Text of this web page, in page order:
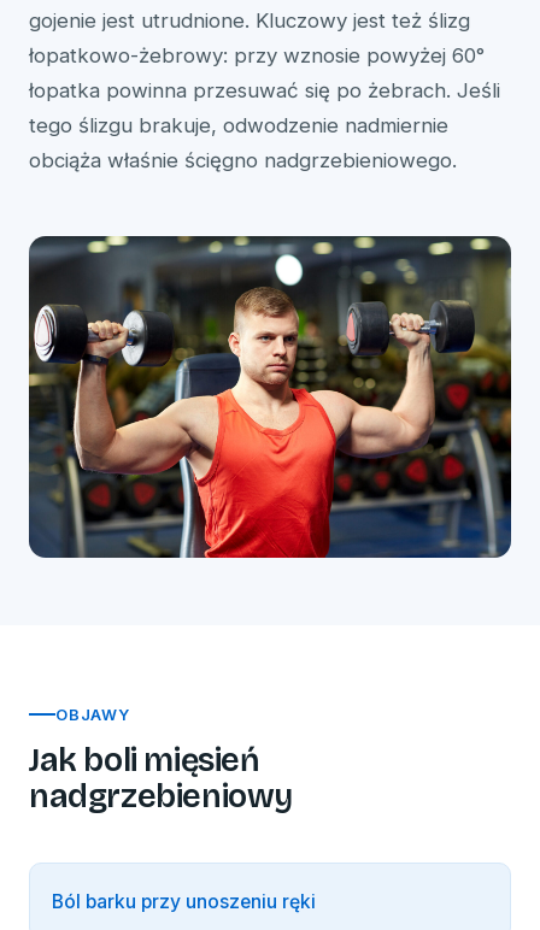
gojenie jest utrudnione. Kluczowy jest też ślizg
łopatkowo-żebrowy: przy wznosie powyżej 60°
łopatka powinna przesuwać się po żebrach. Jeśli
tego ślizgu brakuje, odwodzenie nadmiernie
obciąża właśnie ścięgno nadgrzebieniowego.
OBJAWY
Jak boli mięsień
nadgrzebieniowy
Ból barku przy unoszeniu ręki